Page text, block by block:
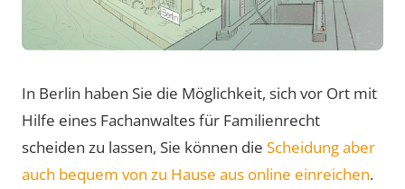
In Berlin haben Sie die Möglichkeit, sich vor Ort mit
Hilfe eines Fachanwaltes für Familienrecht
scheiden zu lassen, Sie können die Scheidung aber
auch bequem von zu Hause aus online einreichen.